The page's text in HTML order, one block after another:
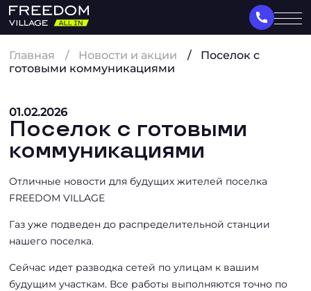
Главная Новости и акции
Поселок с
готовыми коммуникациями
01.02.2026
Поселок с готовыми
коммуникациями
Отличные новости для будущих жителей поселка
FREEDOM VILLAGE
Газ уже подведен до распределительной станции
нашего поселка.
Сейчас идет разводка сетей по улицам к вашим
будущим участкам. Все работы выполняются точно по